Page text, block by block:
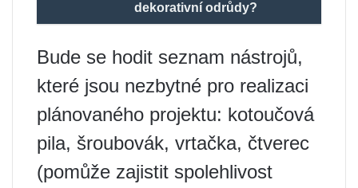
dekorativní odrůdy?
Bude se hodit seznam nástrojů,
které jsou nezbytné pro realizaci
plánovaného projektu: kotoučová
pila, šroubovák, vrtačka, čtverec
(pomůže zajistit spolehlivost